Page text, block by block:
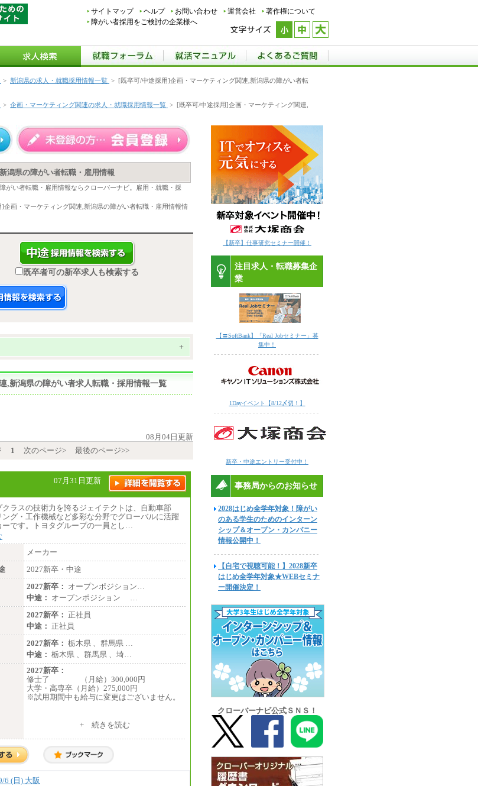
サイトマップ ヘルプ お問い合わせ 運営会社
著作権について
障がい者採用をご検討の企業様へ
> 新潟県の求人・就職採用情報一覧 > [既卒可/中途採用]企画・マーケティング関連,新潟県の障がい者転
> 企画・マーケティング関連の求人・就職採用情報一覧 > [既卒可/中途採用]企画・マーケティング関連,
潟県の障がい者転職・雇用情報
がい者転職・雇用情報ならクローバーナビ。雇用・就職・採
企画・マーケティング関連,新潟県の障がい者転職・雇用情報情
既卒者可の新卒求人も検索する
+
,新潟県の障がい者求人転職・採用情報一覧
08月04日更新
1 次のページ> 最後のページ>>
07月31日更新
クラスの技術力を誇るジェイテクトは、自動車部
ング・工作機械など多彩な分野でグローバルに活躍
です。トヨタグループの一員とし…
メーカー
2027新卒・中途
2027新卒： オープンポジション…
中途： オープンポジション …
2027新卒： 正社員
中途： 正社員
2027新卒： 栃木県 、群馬県 …
中途： 栃木県 、群馬県 、埼…
2027新卒：
修士了 （月給）300,000円
大学・高専卒（月給）275,000円
※試用期間中も給与に変更はございません。
修士了 （月給）300,000円
大学・高専卒（月給）275,000円
※試用期間中も給与に変更はございません。
+ 続きを読む
6 (日) 大阪
【新卒】仕事研究セミナー開催！
注目求人・転職募集企
業
【〓SoftBank】「Real Jobセミナー」募
集中！
1Dayイベント【8/12〆切！】
新卒・中途エントリー受付中！
事務局からのお知らせ
2028はじめ全学年対象！障がい
のある学生のためのインターン
シップ＆オープン・カンパニー
情報公開中！
【自宅で視聴可能！】2028新卒
はじめ全学年対象★WEBセミナ
ー開催決定！
クローバーナビ公式ＳＮＳ！